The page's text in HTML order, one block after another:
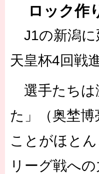
［3215号］WEEKLY EG
［3216号］行く末占うラス
［3218号］WEEKLY EG
［3219号］特別な覇者へ
［3220号］伝説の王者、黄
ロック作
J1の新潟に
天皇杯4回戦
選手たちは
た」（奥埜
ことがほと
リーグ戦へ